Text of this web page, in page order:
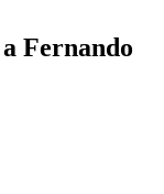
Fernando